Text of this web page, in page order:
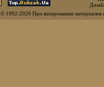
© 1992-2026 При копировании материалов